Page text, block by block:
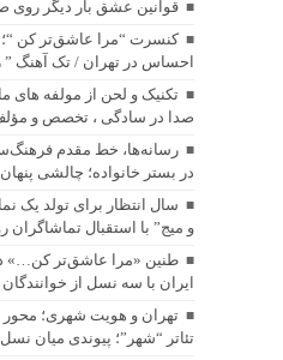
قوانین عشق بار دیگر روی
کنسرت “مرا عاشق‌تر کن “؛
احساس در تهران / تک آهنگ ”
تکنیک و لحن از مولفه های
صدا در سادگی ، تخصص و
رسانه‌ها، خط مقدم
در بستر خانواده؛ چالشی پنهان
سال انتظار برای تولد یک
و میج” با استقبال
طنین «مرا عاشق‌تر کن…»
ایران با سه نسل از
تهران و هویت شهری؛ محور
تئاتر “شهر”؛ پیوندی میان